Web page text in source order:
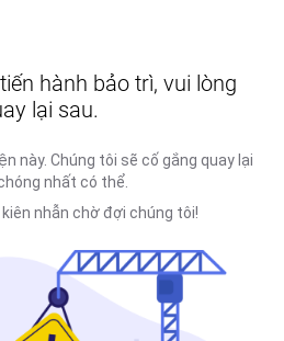
hành bảo trì, vui lòng
lại sau.
này. Chúng tôi sẽ cố gắng quay lại
nhất có thể.
nhẫn chờ đợi chúng tôi!